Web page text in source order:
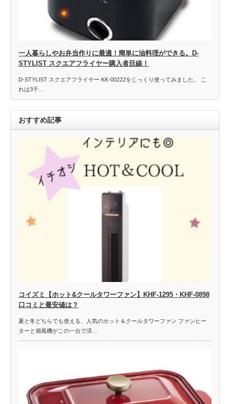
一人暮らしやお弁当作りに最適！簡単に油料理ができる。D-
STYLIST スクエアフライヤー購入者目線！
D-STYLIST スクエアフライヤー KK-00222をじっくり使ってみました。 こ
れは3千…
おすすめ記事
コイズミ【ホット&クールタワーファン】KHF-1295・KHF-0898
口コミと最安値は？
夏と冬どちらでも使える、人気のホット＆クールタワーファン ファンヒー
ターと扇風機がこの一台で済…